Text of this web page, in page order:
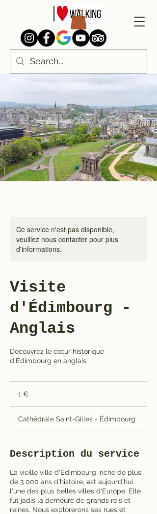
Ce service n'est pas disponible,
veuillez nous contacter pour plus
d'informations.
Visite
d'Édimbourg -
Anglais
Découvrez le cœur historique
d'Édimbourg en anglais
1 €
Cathédrale Saint-Gilles - Édimbourg
Description du service
La vieille ville d'Édimbourg, riche de plus
de 3 000 ans d'histoire, est aujourd'hui
l'une des plus belles villes d'Europe. Elle
fut jadis la demeure de grands rois et
reines. Nous explorerons ses rues et